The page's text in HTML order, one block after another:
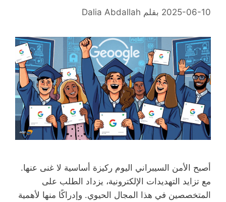
2025-06-10 بقلم Dalia Abdallah
أصبح الأمن السيبراني اليوم ركيزة أساسية لا غنى عنها.
مع تزايد التهديدات الإلكترونية، يزداد الطلب على
المتخصصين في هذا المجال الحيوي. وإدراكًا منها لأهمية